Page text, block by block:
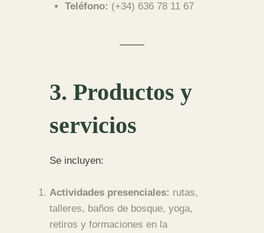
Teléfono: (+34) 636 78 11 67
3. Productos y
servicios
Se incluyen:
Actividades presenciales: rutas,
talleres, baños de bosque, yoga,
retiros y formaciones en la